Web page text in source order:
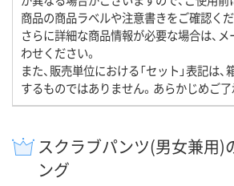
商品の商品ラベルや注意書きをご確認くだ
さらに詳細な商品情報が必要な場合は、
わせください。
また、販売単位における「セット」表記は
するものではありません。あらかじめご了
スクラブパンツ(男女兼用)
ング